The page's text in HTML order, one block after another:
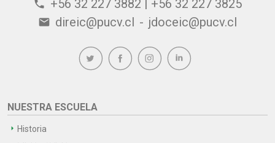
phone +56 32 227 3882 | +56 32 227 3825
email direic@pucv.cl - jdoceic@pucv.cl
NUESTRA ESCUELA
Historia